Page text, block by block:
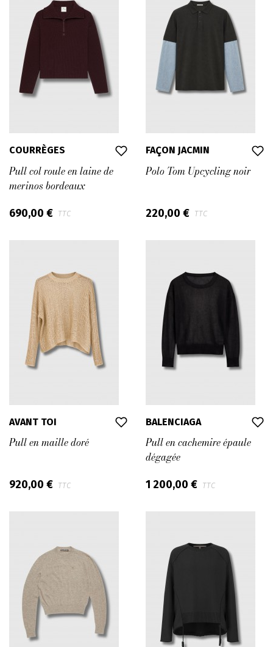
COURRÈGES
Pull col roule en laine de
merinos bordeaux
690,00 € TTC
FAÇON JACMIN
Polo Tom Upcycling noir
220,00 € TTC
AVANT TOI
Pull en maille doré
920,00 € TTC
BALENCIAGA
Pull en cachemire épaule
dégagée
1 200,00 € TTC